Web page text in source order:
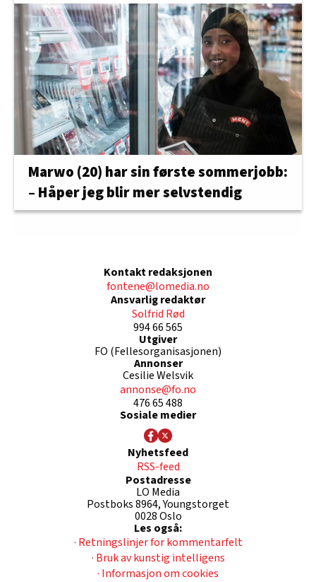
Marwo (20) har sin første sommerjobb:
– Håper jeg blir mer selvstendig
Kontakt redaksjonen
fontene@lomedia.no
Ansvarlig redaktør
Solfrid Rød
994 66 565
Utgiver
FO (Fellesorganisasjonen)
Annonser
Cesilie Welsvik
annonse@fo.no
476 65 488
Sosiale medier
Nyhetsfeed
RSS-feed
Postadresse
LO Media
Postboks 8964, Youngstorget
0028 Oslo
Les også:
· Retningslinjer for kommentarfelt
· Bruk av kunstig intelligens
· Informasjon om cookies